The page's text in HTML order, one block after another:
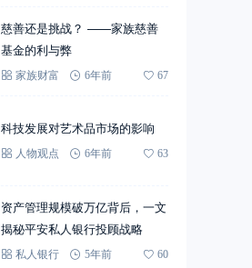
慈善还是挑战？ ——家族慈善
基金的利与弊
家族财富 6年前 67
科技发展对艺术品市场的影响
人物观点 6年前 63
资产管理规模破万亿背后，一文
揭秘平安私人银行投顾战略
私人银行 5年前 60